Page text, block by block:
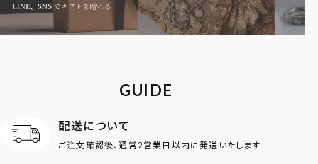
MOTIF
ロゴ
GUIDE
配送について
ご注文確認後、通常2営業日以内に発送いたします